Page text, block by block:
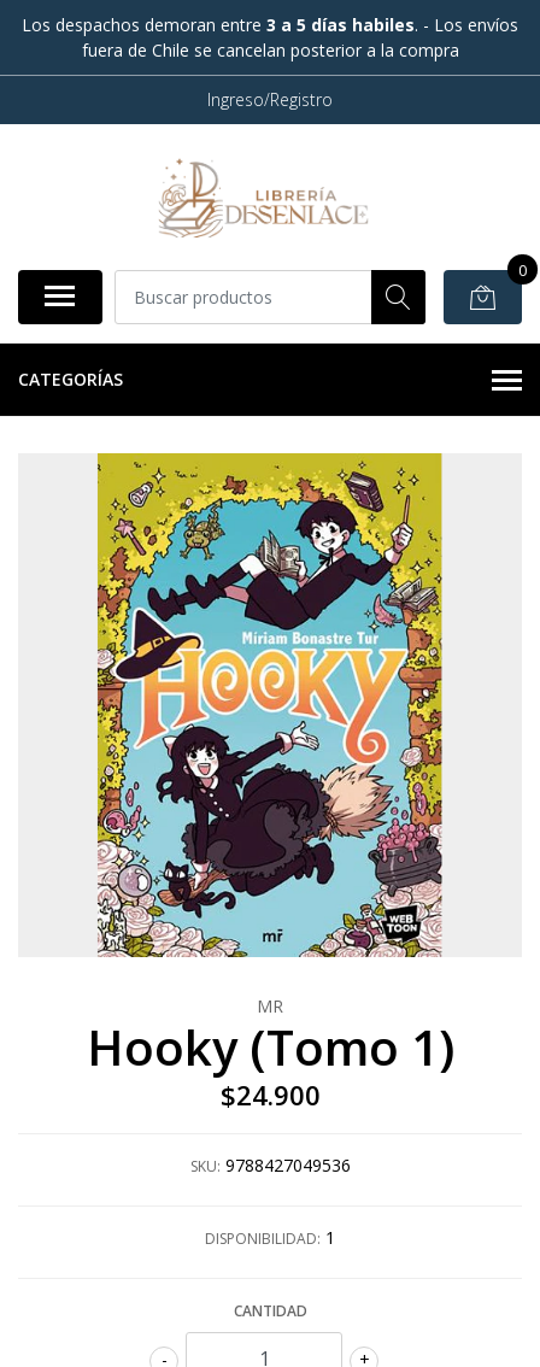
Los despachos demoran entre 3 a 5 días habiles. - Los envíos
fuera de Chile se cancelan posterior a la compra
Ingreso/Registro
0
CATEGORÍAS
MR
Hooky (Tomo 1)
$24.900
SKU: 9788427049536
DISPONIBILIDAD: 1
CANTIDAD
+
-